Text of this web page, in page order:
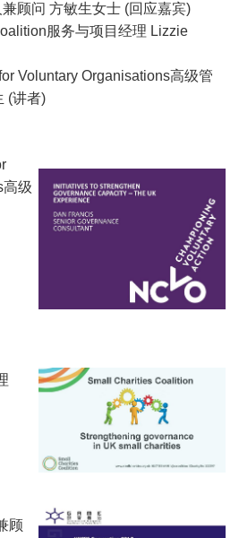
顾问 方敏生女士 (回应嘉宾)
服务与项目经理 Lizzie
Voluntary Organisations高级管
(讲者)
高级
顾